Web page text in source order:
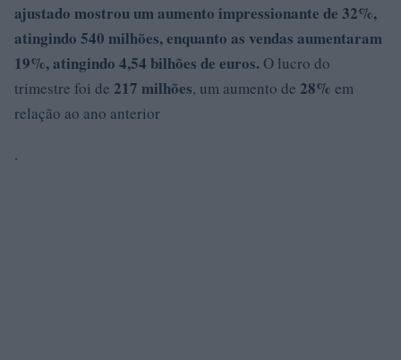
ajustado mostrou um aumento impressionante de 32%,
atingindo 540 milhões, enquanto as vendas aumentaram
19%, atingindo 4,54 bilhões de euros. O lucro do
trimestre foi de 217 milhões, um aumento de 28% em
relação ao ano anterior
.